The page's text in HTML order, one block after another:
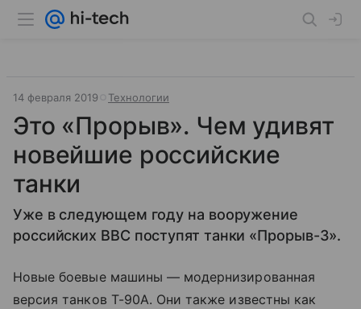
14 февраля 2019 Технологии
Это «Прорыв». Чем удивят
новейшие российские
танки
Уже в следующем году на вооружение
российских ВВС поступят танки «Прорыв-3».
Новые боевые машины — модернизированная
версия танков Т-90А. Они также известны как